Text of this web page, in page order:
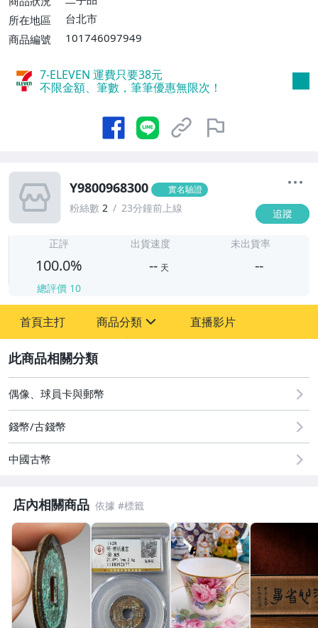
所在地區
台北市
商品編號
101746097949
7-ELEVEN 運費只要38元
不限金額、筆數，筆筆優惠無限次！
Y9800968300 實名驗證
粉絲數 2 23分鐘前上線 追蹤
正評
100.0%
總評價 10
出貨速度
-- 天
未出貨率
--
首頁主打 商品分類
古董、藝術與礦石
居家、家具與園藝
偶像、球員卡與郵幣
女裝與服飾配件
男性精品與服飾
手錶與飾品配件
女包精品與女鞋
直播影片
偶像、球員卡與郵幣
錢幣/古錢幣
中國古幣
店內相關商品